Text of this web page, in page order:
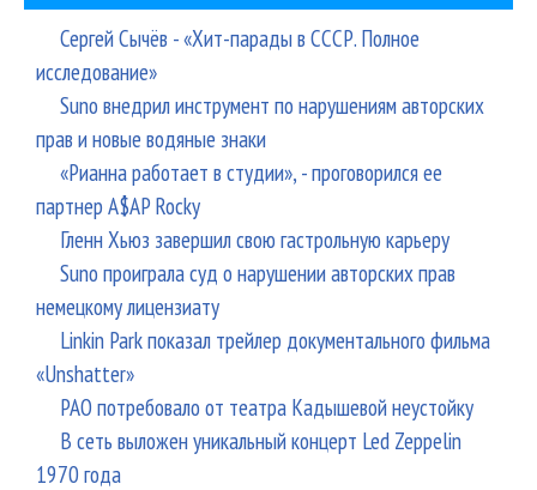
Сергей Сычёв - «Хит-парады в СССР. Полное
исследование»
Suno внедрил инструмент по нарушениям авторских
прав и новые водяные знаки
«Рианна работает в студии», - проговорился ее
партнер A$AP Rocky
Гленн Хьюз завершил свою гастрольную карьеру
Suno проиграла суд о нарушении авторских прав
немецкому лицензиату
Linkin Park показал трейлер документального фильма
«Unshatter»
РАО потребовало от театра Кадышевой неустойку
В сеть выложен уникальный концерт Led Zeppelin
1970 года